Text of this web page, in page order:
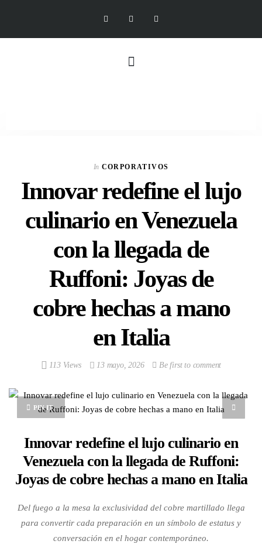
In CORPORATIVOS
Innovar redefine el lujo
culinario en Venezuela
con la llegada de
Ruffoni: Joyas de
cobre hechas a mano
en Italia
113 Views 13 mayo, 2026 Be first to comment
PIN IT
Innovar redefine el lujo culinario en
Venezuela con la llegada de Ruffoni:
Joyas de cobre hechas a mano en Italia
Del fuego a la mesa la exclusividad del cobre martillado llega
para convertir cada preparación en un símbolo de estatus y
conversación en el hogar contemporáneo.